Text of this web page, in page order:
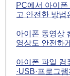
PC에서 아이
고 안전한 방법
아이폰 동영상
영상도 안전하
아이폰 파일 컴
·USB·프로그